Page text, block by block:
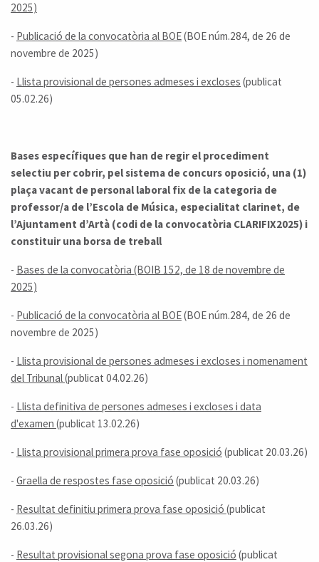
2025)
- Publicació de la convocatòria al BOE(BOE núm.284, de 26 de
novembre de 2025)
- Llista provisional de persones admeses i excloses (publicat
05.02.26)
Bases específiques que han de regir el procediment
selectiu per cobrir, pel sistema de concurs oposició, una (1)
plaça vacant de personal laboral fix de la categoria de
professor/a de l’Escola de Música, especialitat clarinet, de
l’Ajuntament d’Artà (codi de la convocatòria CLARIFIX2025) i
constituir una borsa de treball
- Bases de la convocatòria (BOIB 152, de 18 de novembre de
2025)
- Publicació de la convocatòria al BOE(BOE núm.284, de 26 de
novembre de 2025)
- Llista provisional de persones admeses i excloses i nomenament
del Tribunal(publicat 04.02.26)
- Llista definitiva de persones admeses i excloses i data
d'examen (publicat 13.02.26)
- Llista provisional primera prova fase oposició (publicat 20.03.26)
- Graella de respostes fase oposició (publicat 20.03.26)
- Resultat definitiu primera prova fase oposició (publicat
26.03.26)
- Resultat provisional segona prova fase oposició (publicat